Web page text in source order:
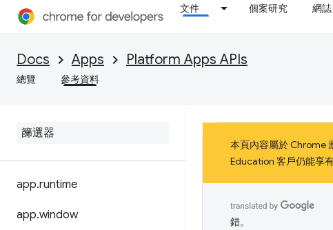
文件 個案研究 網誌
Docs Apps Platform Apps APIs
總覽 參考資料
app.runtime
app.window
本頁內容屬於 Chrome
Education 客戶仍能享
錯。